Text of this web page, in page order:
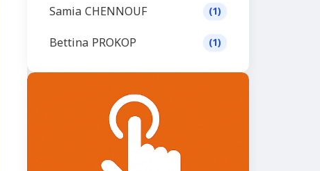
Samia CHENNOUF (1)
Bettina PROKOP (1)